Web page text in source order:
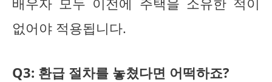
배우자 모두 이전에 주택을 소유한 적이
없어야 적용됩니다.
Q3: 환급 절차를 놓쳤다면 어떡하죠?